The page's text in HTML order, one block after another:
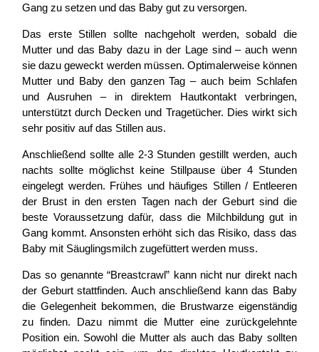
Gang zu setzen und das Baby gut zu versorgen.
Das erste Stillen sollte nachgeholt werden, sobald die
Mutter und das Baby dazu in der Lage sind – auch wenn
sie dazu geweckt werden müssen. Optimalerweise können
Mutter und Baby den ganzen Tag – auch beim Schlafen
und Ausruhen – in direktem Hautkontakt verbringen,
unterstützt durch Decken und Tragetücher. Dies wirkt sich
sehr positiv auf das Stillen aus.
Anschließend sollte alle 2-3 Stunden gestillt werden, auch
nachts sollte möglichst keine Stillpause über 4 Stunden
eingelegt werden. Frühes und häufiges Stillen / Entleeren
der Brust in den ersten Tagen nach der Geburt sind die
beste Voraussetzung dafür, dass die Milchbildung gut in
Gang kommt. Ansonsten erhöht sich das Risiko, dass das
Baby mit Säuglingsmilch zugefüttert werden muss.
Das so genannte “Breastcrawl” kann nicht nur direkt nach
der Geburt stattfinden. Auch anschließend kann das Baby
die Gelegenheit bekommen, die Brustwarze eigenständig
zu finden. Dazu nimmt die Mutter eine zurückgelehnte
Position ein. Sowohl die Mutter als auch das Baby sollten